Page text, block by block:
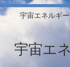
宇宙エネルギ
宇宙エ